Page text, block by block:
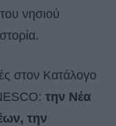
νησιού
στον Κατάλογο
την Νέα
την